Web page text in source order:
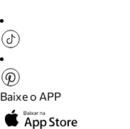
Baixe o APP